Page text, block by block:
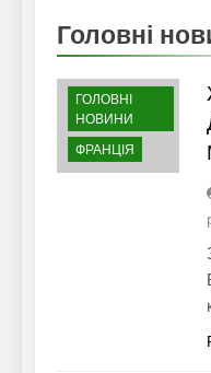
Головні
ГОЛОВНІ
НОВИНИ
ФРАНЦІЯ